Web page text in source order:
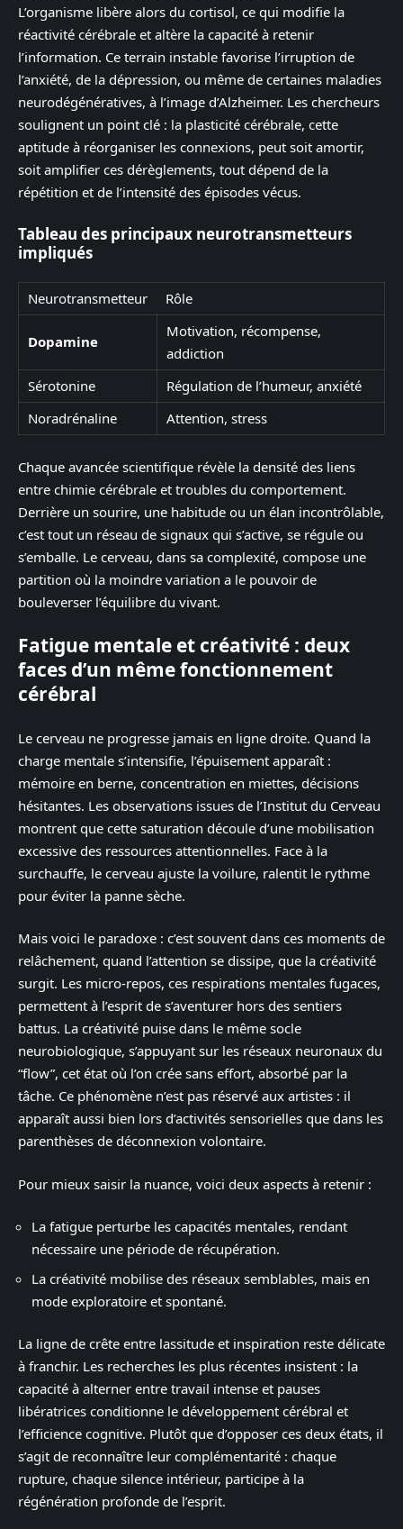
L’organisme libère alors du cortisol, ce qui modifie la
réactivité cérébrale et altère la capacité à retenir
l’information. Ce terrain instable favorise l’irruption de
l’anxiété, de la dépression, ou même de certaines maladies
neurodégénératives, à l’image d’Alzheimer. Les chercheurs
soulignent un point clé : la plasticité cérébrale, cette
aptitude à réorganiser les connexions, peut soit amortir,
soit amplifier ces dérèglements, tout dépend de la
répétition et de l’intensité des épisodes vécus.
Tableau des principaux neurotransmetteurs
impliqués
Neurotransmetteur Rôle
Dopamine
Motivation, récompense,
addiction
Sérotonine
Régulation de l’humeur, anxiété
Noradrénaline
Attention, stress
Chaque avancée scientifique révèle la densité des liens
entre chimie cérébrale et troubles du comportement.
Derrière un sourire, une habitude ou un élan incontrôlable,
c’est tout un réseau de signaux qui s’active, se régule ou
s’emballe. Le cerveau, dans sa complexité, compose une
partition où la moindre variation a le pouvoir de
bouleverser l’équilibre du vivant.
Fatigue mentale et créativité : deux
faces d’un même fonctionnement
cérébral
Le cerveau ne progresse jamais en ligne droite. Quand la
charge mentale s’intensifie, l’épuisement apparaît :
mémoire en berne, concentration en miettes, décisions
hésitantes. Les observations issues de l’Institut du Cerveau
montrent que cette saturation découle d’une mobilisation
excessive des ressources attentionnelles. Face à la
surchauffe, le cerveau ajuste la voilure, ralentit le rythme
pour éviter la panne sèche.
Mais voici le paradoxe : c’est souvent dans ces moments de
relâchement, quand l’attention se dissipe, que la créativité
surgit. Les micro-repos, ces respirations mentales fugaces,
permettent à l’esprit de s’aventurer hors des sentiers
battus. La créativité puise dans le même socle
neurobiologique, s’appuyant sur les réseaux neuronaux du
“flow”, cet état où l’on crée sans effort, absorbé par la
tâche. Ce phénomène n’est pas réservé aux artistes : il
apparaît aussi bien lors d’activités sensorielles que dans les
parenthèses de déconnexion volontaire.
Pour mieux saisir la nuance, voici deux aspects à retenir :
La fatigue perturbe les capacités mentales, rendant
nécessaire une période de récupération.
La créativité mobilise des réseaux semblables, mais en
mode exploratoire et spontané.
La ligne de crête entre lassitude et inspiration reste délicate
à franchir. Les recherches les plus récentes insistent : la
capacité à alterner entre travail intense et pauses
libératrices conditionne le développement cérébral et
l’efficience cognitive. Plutôt que d’opposer ces deux états, il
s’agit de reconnaître leur complémentarité : chaque
rupture, chaque silence intérieur, participe à la
régénération profonde de l’esprit.